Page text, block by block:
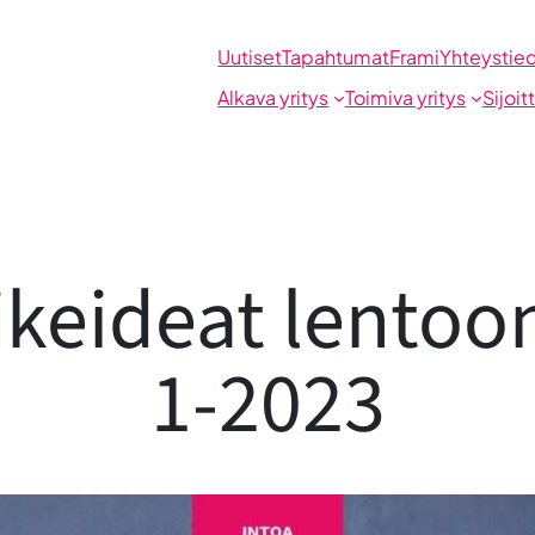
UutisetTapahtumatFrami
Alkava yritys
Toimiva yritys
1-2023